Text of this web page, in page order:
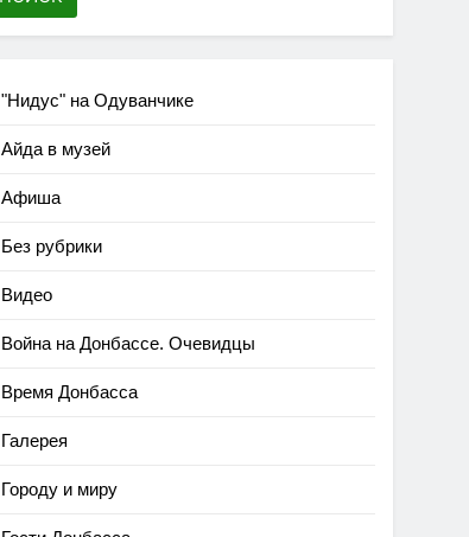
"Нидус" на Одуванчике
Айда в музей
Афиша
Без рубрики
Видео
Война на Донбассе. Очевидцы
Время Донбасса
Галерея
Городу и миру